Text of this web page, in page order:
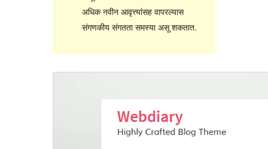
अधिक नवीन आवृत्त्यांसह वापरल्यास
संगणकीय संगतता समस्या असू शकतात.